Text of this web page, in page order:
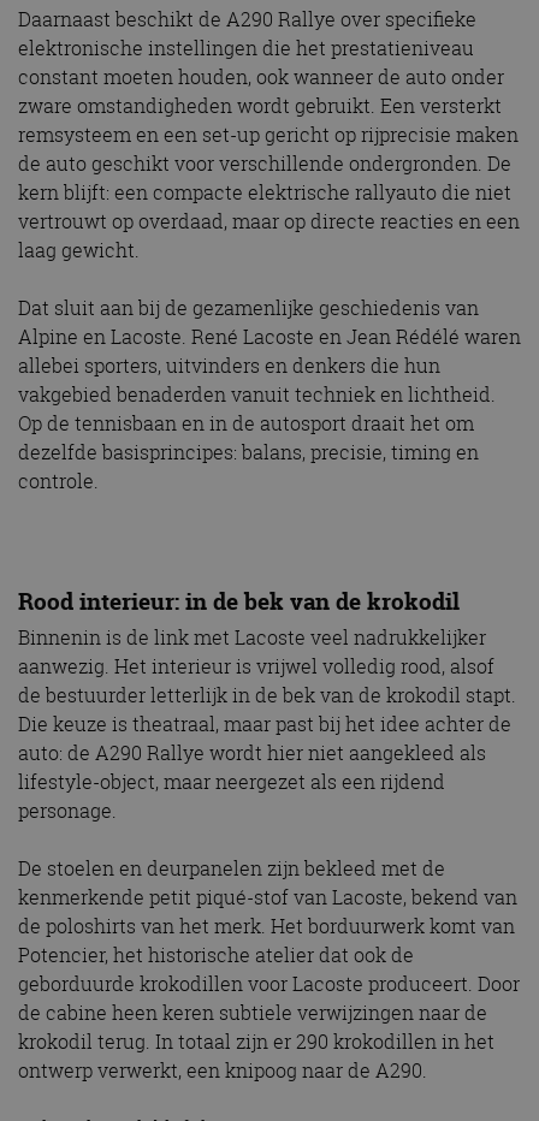
Daarnaast beschikt de A290 Rallye over specifieke
elektronische instellingen die het prestatieniveau
constant moeten houden, ook wanneer de auto onder
zware omstandigheden wordt gebruikt. Een versterkt
remsysteem en een set-up gericht op rijprecisie maken
de auto geschikt voor verschillende ondergronden. De
kern blijft: een compacte elektrische rallyauto die niet
vertrouwt op overdaad, maar op directe reacties en een
laag gewicht.
Dat sluit aan bij de gezamenlijke geschiedenis van
Alpine en Lacoste. René Lacoste en Jean Rédélé waren
allebei sporters, uitvinders en denkers die hun
vakgebied benaderden vanuit techniek en lichtheid.
Op de tennisbaan en in de autosport draait het om
dezelfde basisprincipes: balans, precisie, timing en
controle.
Rood interieur: in de bek van de krokodil
Binnenin is de link met Lacoste veel nadrukkelijker
aanwezig. Het interieur is vrijwel volledig rood, alsof
de bestuurder letterlijk in de bek van de krokodil stapt.
Die keuze is theatraal, maar past bij het idee achter de
auto: de A290 Rallye wordt hier niet aangekleed als
lifestyle-object, maar neergezet als een rijdend
personage.
De stoelen en deurpanelen zijn bekleed met de
kenmerkende petit piqué-stof van Lacoste, bekend van
de poloshirts van het merk. Het borduurwerk komt van
Potencier, het historische atelier dat ook de
geborduurde krokodillen voor Lacoste produceert. Door
de cabine heen keren subtiele verwijzingen naar de
krokodil terug. In totaal zijn er 290 krokodillen in het
ontwerp verwerkt, een knipoog naar de A290.